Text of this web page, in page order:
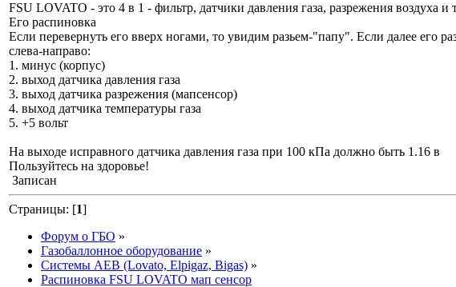
FSU LOVATO - это 4 в 1 - фильтр, датчики давления газа, разрежения воздуха и
Его распиновка
Если перевернуть его вверх ногами, то увидим разьем-"папу". Если далее его
слева-направо:
1. минус (корпус)
2. выход датчика давления газа
3. выход датчика разрежения (мапсенсор)
4. выход датчика температуры газа
5. +5 вольт
На выходе исправного датчика давления газа при 100 кПа должно быть 1.16 в
Пользуйтесь на здоровье!
Записан
Страницы: [1]
Форум о ГБО »
Газобаллонное оборудование »
Системы AEB (Lovato, Elpigaz, Bigas) »
Распиновка FSU LOVATO мап сенсор